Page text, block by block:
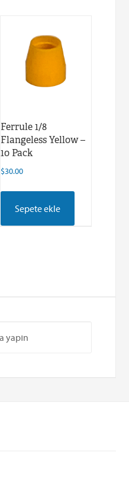
Ferrule 1/8
Flangeless Yellow –
10 Pack
$30.00
Sepete ekle